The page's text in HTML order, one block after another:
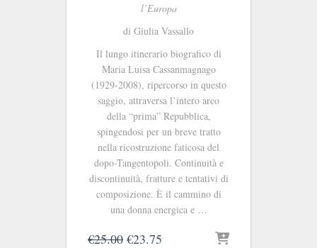
l’Europa
di Giulia Vassallo
Il lungo itinerario biografico di
Maria Luisa Cassanmagnago
(1929-2008), ripercorso in questo
saggio, attraversa l’intero arco
della “prima” Repubblica,
spingendosi per un breve tratto
nella ricostruzione faticosa del
dopo-Tangentopoli. Continuità e
discontinuità, fratture e tentativi di
composizione. È il cammino di
una donna energica e …
€25.00 Il
€23.75